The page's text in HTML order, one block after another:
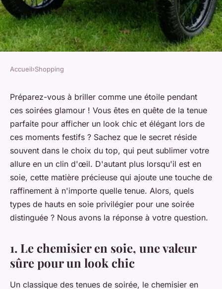
SHOPPING
Quels types de tops en soie
privilégier pour un look de
soirée élégant?
Agathe•30 juin 2024•6 min de lecture
Accueil›Shopping
Préparez-vous à briller comme une étoile pendant
ces soirées glamour ! Vous êtes en quête de la tenue
parfaite pour afficher un look chic et élégant lors de
ces moments festifs ? Sachez que le secret réside
souvent dans le choix du top, qui peut sublimer votre
allure en un clin d'œil. D'autant plus lorsqu'il est en
soie, cette matière précieuse qui ajoute une touche de
raffinement à n'importe quelle tenue. Alors, quels
types de hauts en soie privilégier pour une soirée
distinguée ? Nous avons la réponse à votre question.
1. Le chemisier en soie, une valeur
sûre pour un look chic
Un classique des tenues de soirée, le chemisier en